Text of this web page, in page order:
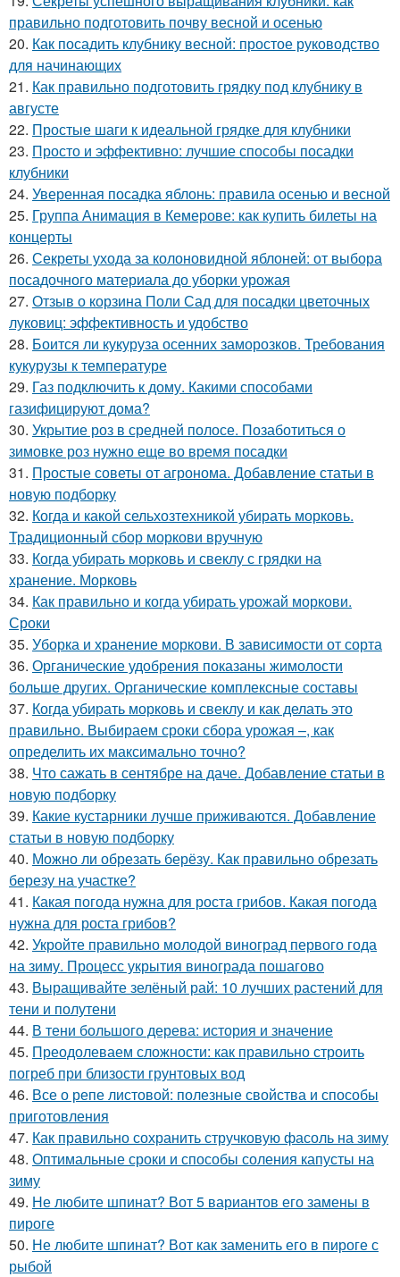
правильно подготовить почву весной и осенью
20. Как посадить клубнику весной: простое руководство
для начинающих
21. Как правильно подготовить грядку под клубнику в
августе
22. Простые шаги к идеальной грядке для клубники
23. Просто и эффективно: лучшие способы посадки
клубники
24. Уверенная посадка яблонь: правила осенью и весной
25. Группа Анимация в Кемерове: как купить билеты на
концерты
26. Секреты ухода за колоновидной яблоней: от выбора
посадочного материала до уборки урожая
27. Отзыв о корзина Поли Сад для посадки цветочных
луковиц: эффективность и удобство
28. Боится ли кукуруза осенних заморозков. Требования
кукурузы к температуре
29. Газ подключить к дому. Какими способами
газифицируют дома?
30. Укрытие роз в средней полосе. Позаботиться о
зимовке роз нужно еще во время посадки
31. Простые советы от агронома. Добавление статьи в
новую подборку
32. Когда и какой сельхозтехникой убирать морковь.
Традиционный сбор моркови вручную
33. Когда убирать морковь и свеклу с грядки на
хранение. Морковь
34. Как правильно и когда убирать урожай моркови.
Сроки
35. Уборка и хранение моркови. В зависимости от сорта
36. Органические удобрения показаны жимолости
больше других. Органические комплексные составы
37. Когда убирать морковь и свеклу и как делать это
правильно. Выбираем сроки сбора урожая –, как
определить их максимально точно?
38. Что сажать в сентябре на даче. Добавление статьи в
новую подборку
39. Какие кустарники лучше приживаются. Добавление
статьи в новую подборку
40. Можно ли обрезать берёзу. Как правильно обрезать
березу на участке?
41. Какая погода нужна для роста грибов. Какая погода
нужна для роста грибов?
42. Укройте правильно молодой виноград первого года
на зиму. Процесс укрытия винограда пошагово
43. Выращивайте зелёный рай: 10 лучших растений для
тени и полутени
44. В тени большого дерева: история и значение
45. Преодолеваем сложности: как правильно строить
погреб при близости грунтовых вод
46. Все о репе листовой: полезные свойства и способы
приготовления
47. Как правильно сохранить стручковую фасоль на зиму
48. Оптимальные сроки и способы соления капусты на
зиму
49. Не любите шпинат? Вот 5 вариантов его замены в
пироге
50. Не любите шпинат? Вот как заменить его в пироге с
рыбой